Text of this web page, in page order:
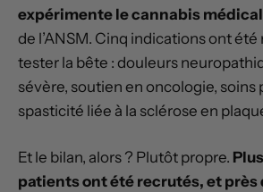
expérimente le cannabis médical
de l’ANSM. Cinq indications ont
tester la bête : douleurs
sévère, soutien en oncologie, soins
spasticité liée à la sclérose en
Et le bilan, alors ? Plutôt propre.
patients ont été recrutés, et près